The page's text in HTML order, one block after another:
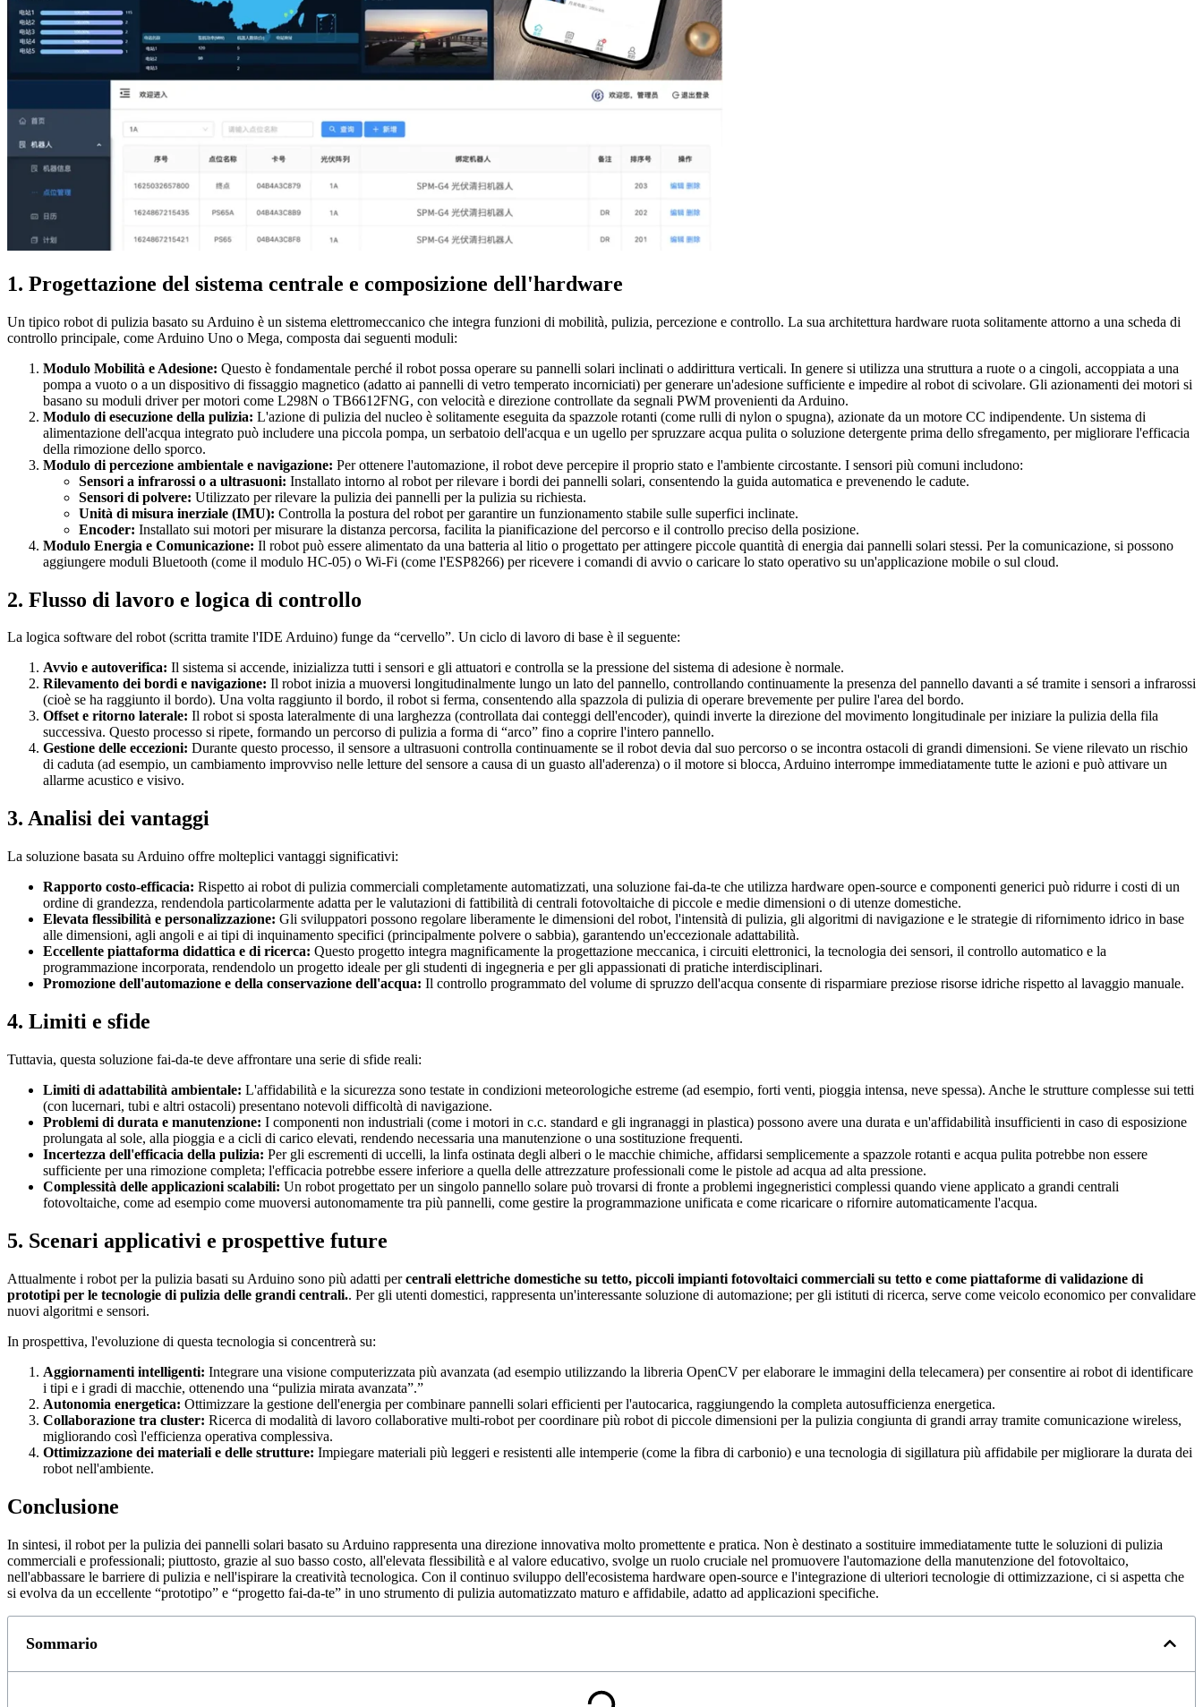
1. Progettazione del sistema centrale e composizione dell'hardware
Un tipico robot di pulizia basato su Arduino è un sistema elettromeccanico che integra funzioni di mobilità, pulizia, percezione e controllo. La sua architettura hardware ruota solitamente attorno a una scheda di
controllo principale, come Arduino Uno o Mega, composta dai seguenti moduli:
Modulo Mobilità e Adesione: Questo è fondamentale perché il robot possa operare su pannelli solari inclinati o addirittura verticali. In genere si utilizza una struttura a ruote o a cingoli, accoppiata a una
pompa a vuoto o a un dispositivo di fissaggio magnetico (adatto ai pannelli di vetro temperato incorniciati) per generare un'adesione sufficiente e impedire al robot di scivolare. Gli azionamenti dei motori si
basano su moduli driver per motori come L298N o TB6612FNG, con velocità e direzione controllate da segnali PWM provenienti da Arduino.
Modulo di esecuzione della pulizia: L'azione di pulizia del nucleo è solitamente eseguita da spazzole rotanti (come rulli di nylon o spugna), azionate da un motore CC indipendente. Un sistema di
alimentazione dell'acqua integrato può includere una piccola pompa, un serbatoio dell'acqua e un ugello per spruzzare acqua pulita o soluzione detergente prima dello sfregamento, per migliorare l'efficacia
della rimozione dello sporco.
Modulo di percezione ambientale e navigazione: Per ottenere l'automazione, il robot deve percepire il proprio stato e l'ambiente circostante. I sensori più comuni includono:
Sensori a infrarossi o a ultrasuoni: Installato intorno al robot per rilevare i bordi dei pannelli solari, consentendo la guida automatica e prevenendo le cadute.
Sensori di polvere: Utilizzato per rilevare la pulizia dei pannelli per la pulizia su richiesta.
Unità di misura inerziale (IMU): Controlla la postura del robot per garantire un funzionamento stabile sulle superfici inclinate.
Encoder: Installato sui motori per misurare la distanza percorsa, facilita la pianificazione del percorso e il controllo preciso della posizione.
Modulo Energia e Comunicazione: Il robot può essere alimentato da una batteria al litio o progettato per attingere piccole quantità di energia dai pannelli solari stessi. Per la comunicazione, si possono
aggiungere moduli Bluetooth (come il modulo HC-05) o Wi-Fi (come l'ESP8266) per ricevere i comandi di avvio o caricare lo stato operativo su un'applicazione mobile o sul cloud.
2. Flusso di lavoro e logica di controllo
La logica software del robot (scritta tramite l'IDE Arduino) funge da “cervello”. Un ciclo di lavoro di base è il seguente:
Avvio e autoverifica: Il sistema si accende, inizializza tutti i sensori e gli attuatori e controlla se la pressione del sistema di adesione è normale.
Rilevamento dei bordi e navigazione: Il robot inizia a muoversi longitudinalmente lungo un lato del pannello, controllando continuamente la presenza del pannello davanti a sé tramite i sensori a infrarossi
(cioè se ha raggiunto il bordo). Una volta raggiunto il bordo, il robot si ferma, consentendo alla spazzola di pulizia di operare brevemente per pulire l'area del bordo.
Offset e ritorno laterale: Il robot si sposta lateralmente di una larghezza (controllata dai conteggi dell'encoder), quindi inverte la direzione del movimento longitudinale per iniziare la pulizia della fila
successiva. Questo processo si ripete, formando un percorso di pulizia a forma di “arco” fino a coprire l'intero pannello.
Gestione delle eccezioni: Durante questo processo, il sensore a ultrasuoni controlla continuamente se il robot devia dal suo percorso o se incontra ostacoli di grandi dimensioni. Se viene rilevato un rischio
di caduta (ad esempio, un cambiamento improvviso nelle letture del sensore a causa di un guasto all'aderenza) o il motore si blocca, Arduino interrompe immediatamente tutte le azioni e può attivare un
allarme acustico e visivo.
3. Analisi dei vantaggi
La soluzione basata su Arduino offre molteplici vantaggi significativi:
Rapporto costo-efficacia: Rispetto ai robot di pulizia commerciali completamente automatizzati, una soluzione fai-da-te che utilizza hardware open-source e componenti generici può ridurre i costi di un
ordine di grandezza, rendendola particolarmente adatta per le valutazioni di fattibilità di centrali fotovoltaiche di piccole e medie dimensioni o di utenze domestiche.
Elevata flessibilità e personalizzazione: Gli sviluppatori possono regolare liberamente le dimensioni del robot, l'intensità di pulizia, gli algoritmi di navigazione e le strategie di rifornimento idrico in base
alle dimensioni, agli angoli e ai tipi di inquinamento specifici (principalmente polvere o sabbia), garantendo un'eccezionale adattabilità.
Eccellente piattaforma didattica e di ricerca: Questo progetto integra magnificamente la progettazione meccanica, i circuiti elettronici, la tecnologia dei sensori, il controllo automatico e la
programmazione incorporata, rendendolo un progetto ideale per gli studenti di ingegneria e per gli appassionati di pratiche interdisciplinari.
Promozione dell'automazione e della conservazione dell'acqua: Il controllo programmato del volume di spruzzo dell'acqua consente di risparmiare preziose risorse idriche rispetto al lavaggio manuale.
4. Limiti e sfide
Tuttavia, questa soluzione fai-da-te deve affrontare una serie di sfide reali:
Limiti di adattabilità ambientale: L'affidabilità e la sicurezza sono testate in condizioni meteorologiche estreme (ad esempio, forti venti, pioggia intensa, neve spessa). Anche le strutture complesse sui tetti
(con lucernari, tubi e altri ostacoli) presentano notevoli difficoltà di navigazione.
Problemi di durata e manutenzione: I componenti non industriali (come i motori in c.c. standard e gli ingranaggi in plastica) possono avere una durata e un'affidabilità insufficienti in caso di esposizione
prolungata al sole, alla pioggia e a cicli di carico elevati, rendendo necessaria una manutenzione o una sostituzione frequenti.
Incertezza dell'efficacia della pulizia: Per gli escrementi di uccelli, la linfa ostinata degli alberi o le macchie chimiche, affidarsi semplicemente a spazzole rotanti e acqua pulita potrebbe non essere
sufficiente per una rimozione completa; l'efficacia potrebbe essere inferiore a quella delle attrezzature professionali come le pistole ad acqua ad alta pressione.
Complessità delle applicazioni scalabili: Un robot progettato per un singolo pannello solare può trovarsi di fronte a problemi ingegneristici complessi quando viene applicato a grandi centrali
fotovoltaiche, come ad esempio come muoversi autonomamente tra più pannelli, come gestire la programmazione unificata e come ricaricare o rifornire automaticamente l'acqua.
5. Scenari applicativi e prospettive future
Attualmente i robot per la pulizia basati su Arduino sono più adatti percentrali elettriche domestiche su tetto, piccoli impianti fotovoltaici commerciali su tetto e come piattaforme di validazione di
prototipi per le tecnologie di pulizia delle grandi centrali.. Per gli utenti domestici, rappresenta un'interessante soluzione di automazione; per gli istituti di ricerca, serve come veicolo economico per convalidare
nuovi algoritmi e sensori.
In prospettiva, l'evoluzione di questa tecnologia si concentrerà su:
Aggiornamenti intelligenti: Integrare una visione computerizzata più avanzata (ad esempio utilizzando la libreria OpenCV per elaborare le immagini della telecamera) per consentire ai robot di identificare
i tipi e i gradi di macchie, ottenendo una “pulizia mirata avanzata”.”
Autonomia energetica: Ottimizzare la gestione dell'energia per combinare pannelli solari efficienti per l'autocarica, raggiungendo la completa autosufficienza energetica.
Collaborazione tra cluster: Ricerca di modalità di lavoro collaborative multi-robot per coordinare più robot di piccole dimensioni per la pulizia congiunta di grandi array tramite comunicazione wireless,
migliorando così l'efficienza operativa complessiva.
Ottimizzazione dei materiali e delle strutture: Impiegare materiali più leggeri e resistenti alle intemperie (come la fibra di carbonio) e una tecnologia di sigillatura più affidabile per migliorare la durata dei
robot nell'ambiente.
Conclusione
In sintesi, il robot per la pulizia dei pannelli solari basato su Arduino rappresenta una direzione innovativa molto promettente e pratica. Non è destinato a sostituire immediatamente tutte le soluzioni di pulizia
commerciali e professionali; piuttosto, grazie al suo basso costo, all'elevata flessibilità e al valore educativo, svolge un ruolo cruciale nel promuovere l'automazione della manutenzione del fotovoltaico,
nell'abbassare le barriere di pulizia e nell'ispirare la creatività tecnologica. Con il continuo sviluppo dell'ecosistema hardware open-source e l'integrazione di ulteriori tecnologie di ottimizzazione, ci si aspetta che
si evolva da un eccellente “prototipo” e “progetto fai-da-te” in uno strumento di pulizia automatizzato maturo e affidabile, adatto ad applicazioni specifiche.
Sommario